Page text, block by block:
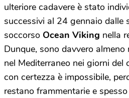
ulteriore cadavere è stato
successivi al 24 gennaio dalle
soccorso Ocean Viking nella
Dunque, sono davvero
nel Mediterraneo nei giorni del
con certezza è impossibile,
restano frammentarie e